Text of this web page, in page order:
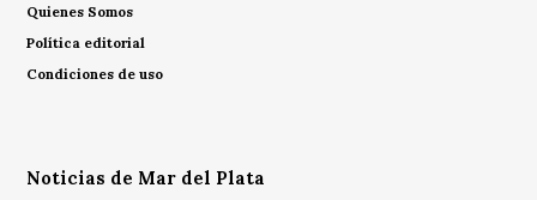
Quienes Somos
Política editorial
Condiciones de uso
Noticias de Mar del Plata